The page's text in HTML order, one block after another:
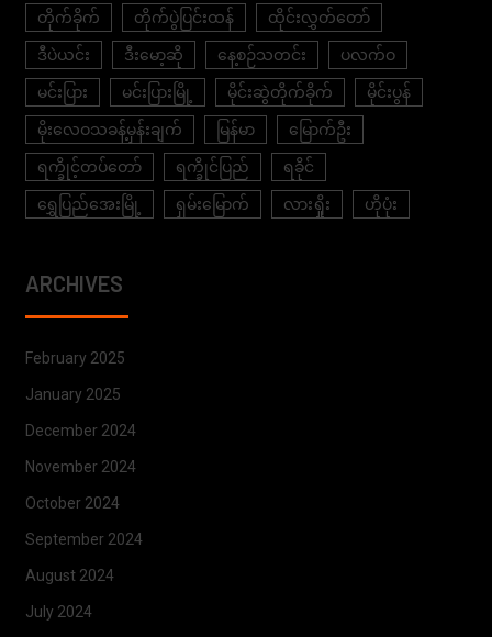
တိုက်ခိုက် တိုက်ပွဲပြင်းထန် ထိုင်းလွှတ်တော်
ဒီပဲယင်း ဒီးမော့ဆို နေ့စဉ်သတင်း ပလက်ဝ
မင်းပြား မင်းပြားမြို့ မိုင်းဆွဲတိုက်ခိုက် မိုင်းပွန်
မိုးလေဝသခန့်မှန်းချက် မြန်မာ မြောက်ဦး
ရက္ခိုင့်တပ်တော် ရက္ခိုင်ပြည် ရခိုင်
ရွှေပြည်အေးမြို့ ရှမ်းမြောက် လားရှိုး ဟိုပုံး
ARCHIVES
February 2025
January 2025
December 2024
November 2024
October 2024
September 2024
August 2024
July 2024